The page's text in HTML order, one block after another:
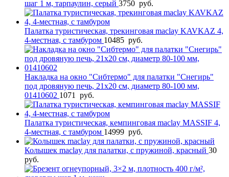
шаг 1 м, тарпаулин, серый 3750 руб.
Палатка туристическая, трекинговая maclay KAVKAZ 4,
4-местная, с тамбуром 10485 руб.
Накладка на окно "Сибтермо" для палатки "Снегирь"
под дровяную печь, 21х20 см, диаметр 80-100 мм,
01410602 1071 руб.
Палатка туристическая, кемпинговая maclay MASSIF 4,
4-местная, с тамбуром 14999 руб.
Колышек maclay для палатки, с пружиной, красный 30
руб.